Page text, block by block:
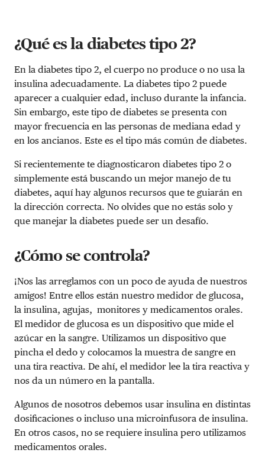
¿Qué es la diabetes tipo 2?
En la diabetes tipo 2, el cuerpo no produce o no usa la
insulina adecuadamente. La diabetes tipo 2 puede
aparecer a cualquier edad, incluso durante la infancia.
Sin embargo, este tipo de diabetes se presenta con
mayor frecuencia en las personas de mediana edad y
en los ancianos. Este es el tipo más común de diabetes.
Si recientemente te diagnosticaron diabetes tipo 2 o
simplemente está buscando un mejor manejo de tu
diabetes, aquí hay algunos recursos que te guiarán en
la dirección correcta. No olvides que no estás solo y
que manejar la diabetes puede ser un desafío.
¿Cómo se controla?
¡Nos las arreglamos con un poco de ayuda de nuestros
amigos! Entre ellos están nuestro medidor de glucosa,
la insulina, agujas, monitores y medicamentos orales.
El medidor de glucosa es un dispositivo que mide el
azúcar en la sangre. Utilizamos un dispositivo que
pincha el dedo y colocamos la muestra de sangre en
una tira reactiva. De ahí, el medidor lee la tira reactiva y
nos da un número en la pantalla.
Algunos de nosotros debemos usar insulina en distintas
dosificaciones o incluso una microinfusora de insulina.
En otros casos, no se requiere insulina pero utilizamos
medicamentos orales.